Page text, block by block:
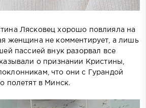
Лясковец хорошо повлияла на
женщина не комментирует, а лишь
пассией внук разорвал все
о признании Кристины,
что они с Гурандой
полетят в Минск.